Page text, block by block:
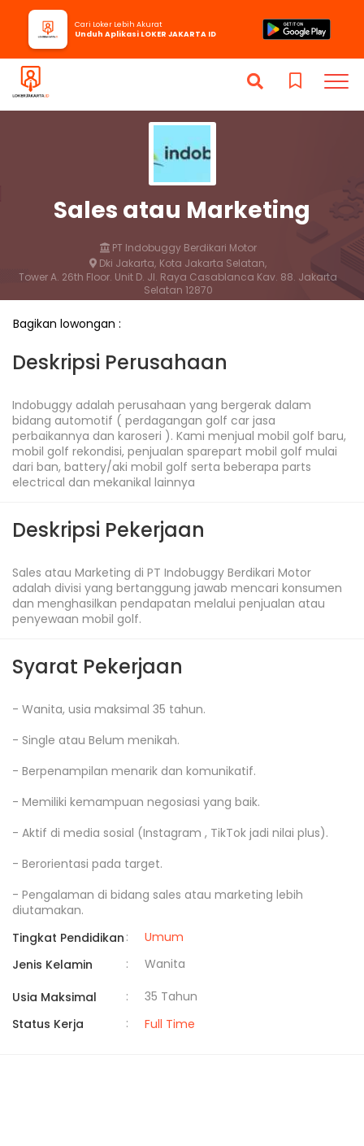
Sales atau Marketing
PT Indobuggy Berdikari Motor
Dki Jakarta, Kota Jakarta Selatan,
Tower A. 26th Floor. Unit D. Jl. Raya Casablanca Kav. 88. Jakarta
Selatan 12870
Cari Loker Lebih Akurat
Unduh Aplikasi LOKER JAKARTA ID
Bagikan lowongan :
Deskripsi Perusahaan
Indobuggy adalah perusahaan yang bergerak dalam
bidang automotif ( perdagangan golf car jasa
perbaikannya dan karoseri ). Kami menjual mobil golf baru,
mobil golf rekondisi, penjualan sparepart mobil golf mulai
dari ban, battery/aki mobil golf serta beberapa parts
electrical dan mekanikal lainnya
Deskripsi Pekerjaan
Sales atau Marketing di PT Indobuggy Berdikari Motor
adalah divisi yang bertanggung jawab mencari konsumen
dan menghasilkan pendapatan melalui penjualan atau
penyewaan mobil golf.
Syarat Pekerjaan
- Wanita, usia maksimal 35 tahun.
- Single atau Belum menikah.
- Berpenampilan menarik dan komunikatif.
- Memiliki kemampuan negosiasi yang baik.
- Aktif di media sosial (Instagram , TikTok jadi nilai plus).
- Berorientasi pada target.
- Pengalaman di bidang sales atau marketing lebih
diutamakan.
Tingkat Pendidikan :
Umum
Jenis Kelamin
: Wanita
Usia Maksimal :
35 Tahun
Status Kerja
: Full Time